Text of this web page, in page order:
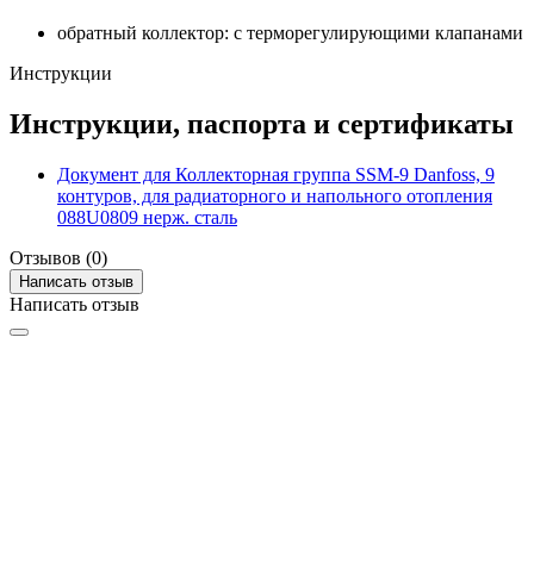
обратный коллектор: с терморегулирующими клапанами
Инструкции
Инструкции, паспорта и сертификаты
Документ для Коллекторная группа SSM-9 Danfoss, 9
контуров, для радиаторного и напольного отопления
088U0809 нерж. сталь
Отзывов (0)
Написать отзыв
Написать отзыв